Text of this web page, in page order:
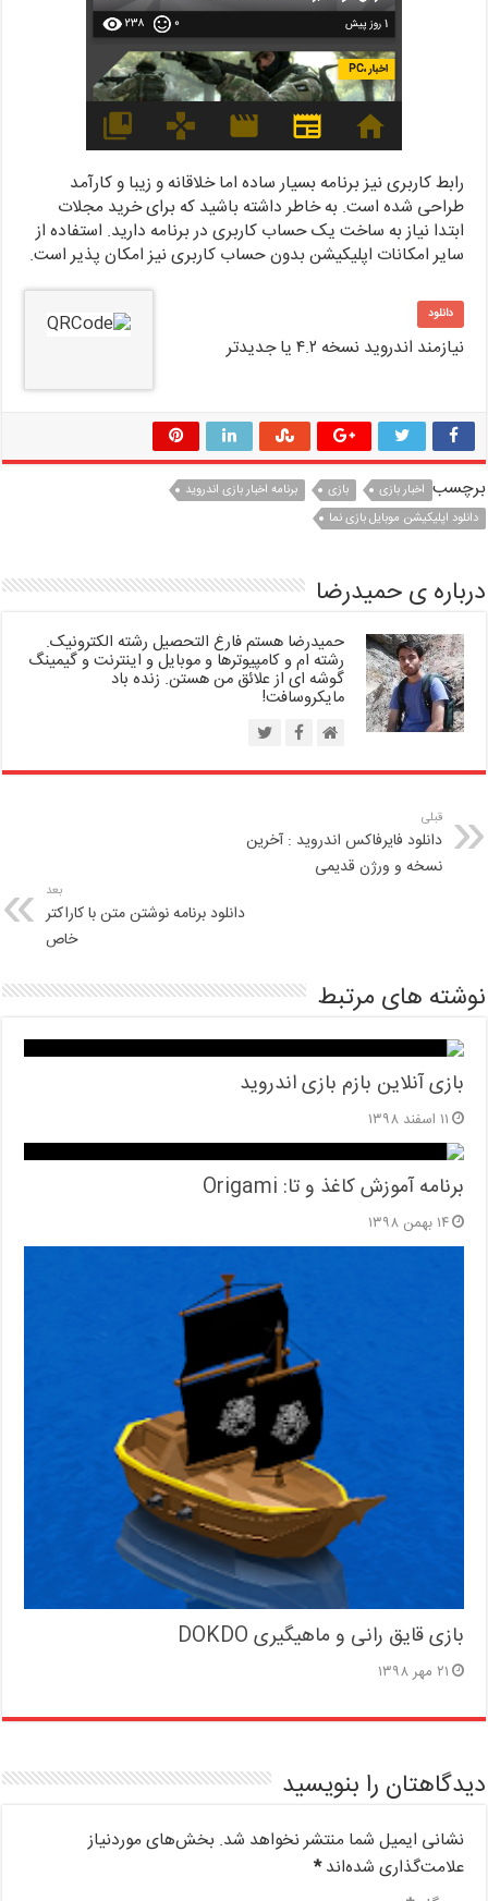
رابط کاربری نیز برنامه بسیار ساده اما خلاقانه و زیبا و کارآمد
طراحی شده است. به خاطر داشته باشید که برای خرید مجلات
ابتدا نیاز به ساخت یک حساب کاربری در برنامه دارید. استفاده از
سایر امکانات اپلیکیشن بدون حساب کاربری نیز امکان پذیر است.
دانلود
نیازمند اندروید نسخه ۴.۲ یا جدیدتر
برچسب اخبار بازی بازی
برنامه اخبار بازی اندروید
دانلود اپلیکیشن موبایل بازی نما
درباره ی حمیدرضا
حمیدرضا هستم فارغ التحصیل رشته الکترونیک.
رشته ام و کامپیوترها و موبایل و اینترنت و گیمینگ
گوشه ای از علائق من هستن. زنده باد
مایکروسافت!
قبلی
دانلود فایرفاکس اندروید : آخرین
نسخه و ورژن قدیمی
بعد
دانلود برنامه نوشتن متن با کاراکتر
خاص
نوشته های مرتبط
بازی آنلاین بازم بازی اندروید
۱۱ اسفند ۱۳۹۸
برنامه آموزش کاغذ و تا: Origami
۱۴ بهمن ۱۳۹۸
بازی قایق رانی و ماهیگیری DOKDO
۲۱ مهر ۱۳۹۸
دیدگاهتان را بنویسید
نشانی ایمیل شما منتشر نخواهد شد. بخش‌های موردنیاز
علامت‌گذاری شده‌اند*